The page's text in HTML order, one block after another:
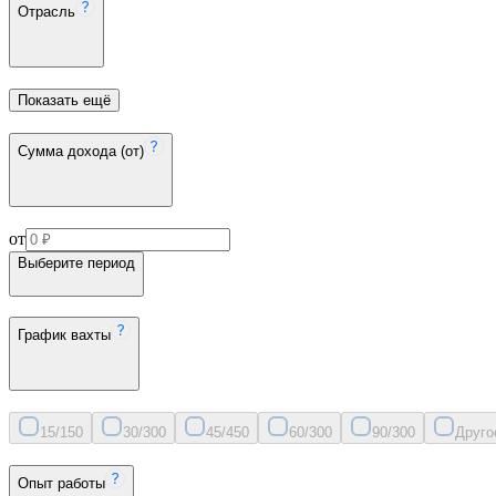
Отрасль
Показать ещё
Сумма дохода (от)
от
Выберите период
График вахты
15/150 30/300 45/450 60/300 90/300
Опыт работы